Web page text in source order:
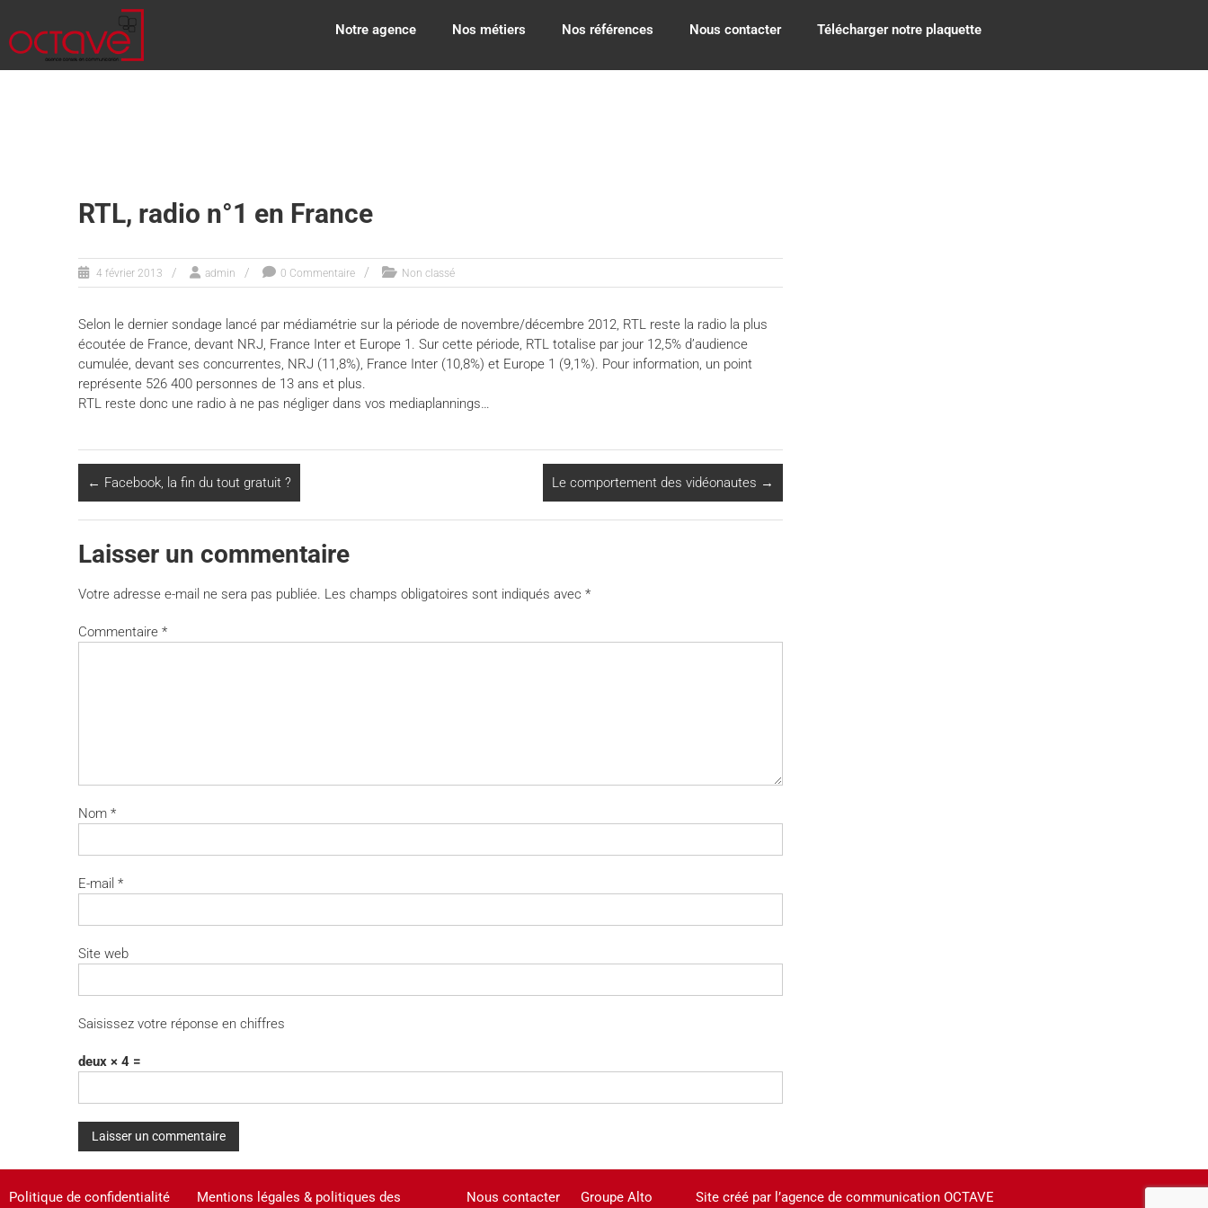
Notre agence Nos métiers Nos références Nous contacter Télécharger notre plaquette
RTL, radio n°1 en France
4 février 2013 admin 0 Commentaire Non classé
Selon le dernier sondage lancé par médiamétrie sur la période de novembre/décembre 2012, RTL reste la radio la plus
écoutée de France, devant NRJ, France Inter et Europe 1. Sur cette période, RTL totalise par jour 12,5% d’audience
cumulée, devant ses concurrentes, NRJ (11,8%), France Inter (10,8%) et Europe 1 (9,1%). Pour information, un point
représente 526 400 personnes de 13 ans et plus.
RTL reste donc une radio à ne pas négliger dans vos mediaplannings…
← Facebook, la fin du tout gratuit ? Le comportement des vidéonautes →
Laisser un commentaire
Votre adresse e-mail ne sera pas publiée. Les champs obligatoires sont indiqués avec *
Commentaire *
Nom *
E-mail *
Site web
Saisissez votre réponse en chiffres
deux × 4 =
l
Politique de confidentialité Mentions légales & politiques des Nous contacter Groupe Alto Site créé par l’agence de communication OCTAVE